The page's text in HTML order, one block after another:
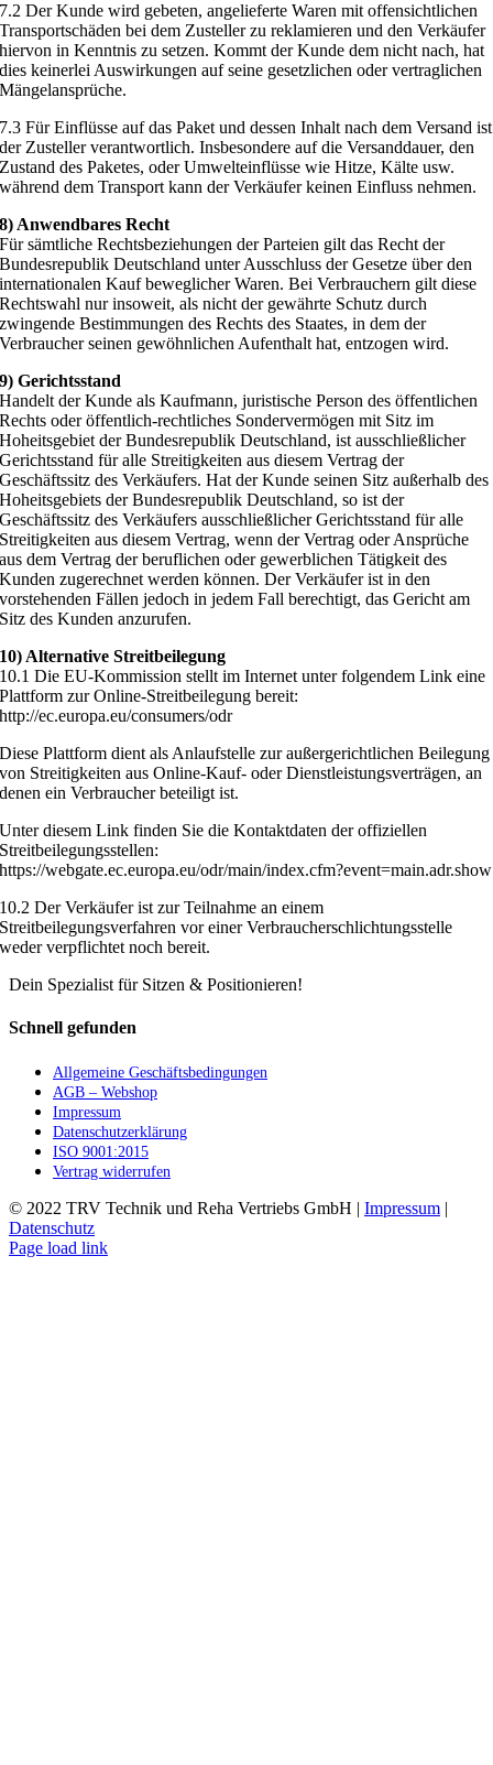
7.2 Der Kunde wird gebeten, angelieferte Waren mit offensichtlichen
Transportschäden bei dem Zusteller zu reklamieren und den Verkäufer
hiervon in Kenntnis zu setzen. Kommt der Kunde dem nicht nach, hat
dies keinerlei Auswirkungen auf seine gesetzlichen oder vertraglichen
Mängelansprüche.
7.3 Für Einflüsse auf das Paket und dessen Inhalt nach dem Versand ist
der Zusteller verantwortlich. Insbesondere auf die Versanddauer, den
Zustand des Paketes, oder Umwelteinflüsse wie Hitze, Kälte usw.
während dem Transport kann der Verkäufer keinen Einfluss nehmen.
8) Anwendbares Recht
Für sämtliche Rechtsbeziehungen der Parteien gilt das Recht der
Bundesrepublik Deutschland unter Ausschluss der Gesetze über den
internationalen Kauf beweglicher Waren. Bei Verbrauchern gilt diese
Rechtswahl nur insoweit, als nicht der gewährte Schutz durch
zwingende Bestimmungen des Rechts des Staates, in dem der
Verbraucher seinen gewöhnlichen Aufenthalt hat, entzogen wird.
9) Gerichtsstand
Handelt der Kunde als Kaufmann, juristische Person des öffentlichen
Rechts oder öffentlich-rechtliches Sondervermögen mit Sitz im
Hoheitsgebiet der Bundesrepublik Deutschland, ist ausschließlicher
Gerichtsstand für alle Streitigkeiten aus diesem Vertrag der
Geschäftssitz des Verkäufers. Hat der Kunde seinen Sitz außerhalb des
Hoheitsgebiets der Bundesrepublik Deutschland, so ist der
Geschäftssitz des Verkäufers ausschließlicher Gerichtsstand für alle
Streitigkeiten aus diesem Vertrag, wenn der Vertrag oder Ansprüche
aus dem Vertrag der beruflichen oder gewerblichen Tätigkeit des
Kunden zugerechnet werden können. Der Verkäufer ist in den
vorstehenden Fällen jedoch in jedem Fall berechtigt, das Gericht am
Sitz des Kunden anzurufen.
10) Alternative Streitbeilegung
10.1 Die EU-Kommission stellt im Internet unter folgendem Link eine
Plattform zur Online-Streitbeilegung bereit:
http://ec.europa.eu/consumers/odr
Diese Plattform dient als Anlaufstelle zur außergerichtlichen Beilegung
von Streitigkeiten aus Online-Kauf- oder Dienstleistungsverträgen, an
denen ein Verbraucher beteiligt ist.
Unter diesem Link finden Sie die Kontaktdaten der offiziellen
Streitbeilegungsstellen:
https://webgate.ec.europa.eu/odr/main/index.cfm?event=main.adr.show
10.2 Der Verkäufer ist zur Teilnahme an einem
Streitbeilegungsverfahren vor einer Verbraucherschlichtungsstelle
weder verpflichtet noch bereit.
Dein Spezialist für Sitzen & Positionieren!
Schnell gefunden
Allgemeine Geschäftsbedingungen
AGB – Webshop
Impressum
Datenschutzerklärung
ISO 9001:2015
Vertrag widerrufen
© 2022 TRV Technik und Reha Vertriebs GmbH | Impressum |
Datenschutz
Facebook
Instagram
E-
Page load link